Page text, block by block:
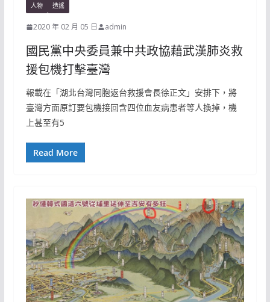
人物 造謠
2020 年 02 月 05 日 admin
國民黨中央委員兼中共政協藉武漢肺炎救
援包機打擊臺灣
報載在「湖北台灣同胞返台救援會長徐正文」安排下，將
臺灣方面原訂要包機接回含四位血友病患者等人換掉，機
上甚至有5
Read More